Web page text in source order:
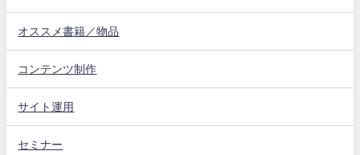
オススメ書籍／物品
コンテンツ制作
サイト運用
セミナー